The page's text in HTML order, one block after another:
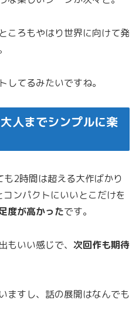
ころもやはり世界に向けて発
してるみたいですね。
人までシンプルに楽
2時間は超える大作ばかり
コンパクトにいいとこだけを
度が高かったです。
いい感じで、 次回作も期待
ますし、話の展開はなんでも